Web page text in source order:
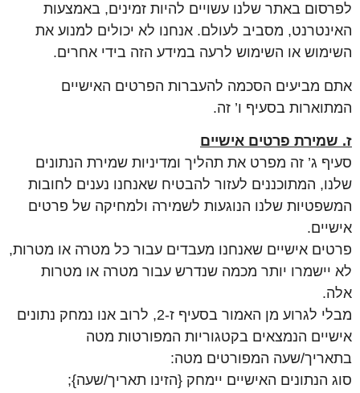
לפרסום באתר שלנו עשויים להיות זמינים, באמצעות
האינטרנט, מסביב לעולם. אנחנו לא יכולים למנוע את
השימוש או השימוש לרעה במידע הזה בידי אחרים.
אתם מביעים הסכמה להעברות הפרטים האישיים
המתוארות בסעיף ו’ זה.
ז. שמירת פרטים אישיים
סעיף ג’ זה מפרט את תהליך ומדיניות שמירת הנתונים
שלנו, המתוכננים לעזור להבטיח שאנחנו נענים לחובות
המשפטיות שלנו הנוגעות לשמירה ולמחיקה של פרטים
אישיים.
פרטים אישיים שאנחנו מעבדים עבור כל מטרה או מטרות,
לא יישמרו יותר מכמה שנדרש עבור מטרה או מטרות
אלה.
מבלי לגרוע מן האמור בסעיף ז-2, לרוב אנו נמחק נתונים
אישיים הנמצאים בקטגוריות המפורטות מטה
בתאריך/שעה המפורטים מטה:
סוג הנתונים האישיים יימחק {הזינו תאריך/שעה};